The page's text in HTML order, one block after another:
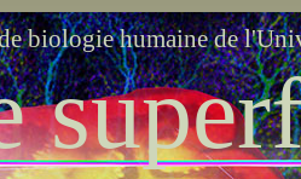
biologie humaine de